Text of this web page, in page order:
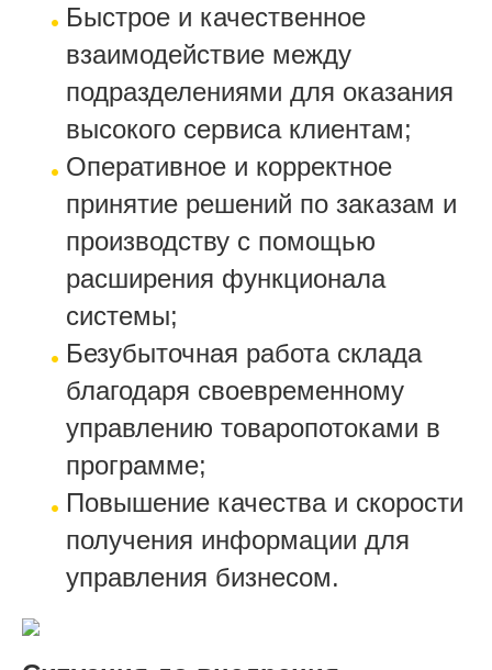
Быстрое и качественное
взаимодействие между
подразделениями для оказания
высокого сервиса клиентам;
Оперативное и корректное
принятие решений по заказам и
производству с помощью
расширения функционала
системы;
Безубыточная работа склада
благодаря своевременному
управлению товаропотоками в
программе;
Повышение качества и скорости
получения информации для
управления бизнесом.